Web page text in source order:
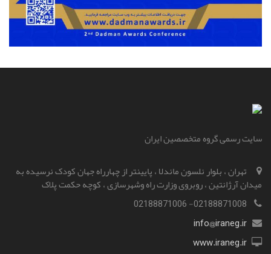
سایت رسمی گروه متخصصین ایران
تهران ، بلوار نلسون ماندلا ، پایینتر از چهارراه جهان کودک نرسیده به
میدان آرژانتین ، روبروی وزارت راه و‌شهرسازی ، کوچه حکمت پلاک
info@iraneg.ir
www.iraneg.ir